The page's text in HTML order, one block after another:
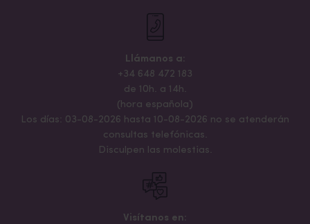
Llámanos a:
+34 648 472 183
de 10h. a 14h.
(hora española)
Los días: 03-08-2026 hasta 10-08-2026 no se atenderán
consultas telefónicas.
Disculpen las molestias.
Visítanos en: